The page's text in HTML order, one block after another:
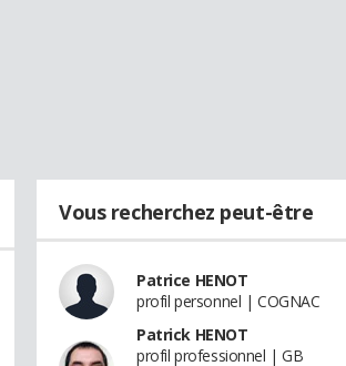
Vous recherchez peut-être
Patrice HENOT
profil personnel | COGNAC
Patrick HENOT
profil professionnel | GB